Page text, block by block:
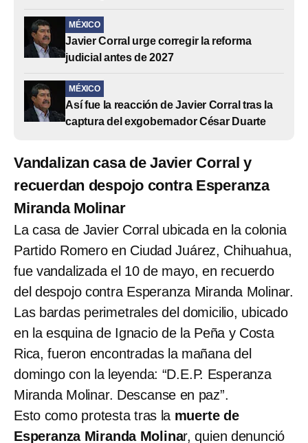
MÉXICO
Javier Corral urge corregir la reforma
judicial antes de 2027
MÉXICO
Así fue la reacción de Javier Corral tras la
captura del exgobernador César Duarte
Vandalizan casa de Javier Corral y
recuerdan despojo contra Esperanza
Miranda Molinar
La casa de Javier Corral ubicada en la colonia
Partido Romero en Ciudad Juárez, Chihuahua,
fue vandalizada el 10 de mayo, en recuerdo
del despojo contra Esperanza Miranda Molinar.
Las bardas perimetrales del domicilio, ubicado
en la esquina de Ignacio de la Peña y Costa
Rica, fueron encontradas la mañana del
domingo con la leyenda: “D.E.P. Esperanza
Miranda Molinar. Descanse en paz”.
Esto como protesta tras la muerte de
Esperanza Miranda Molinar, quien denunció